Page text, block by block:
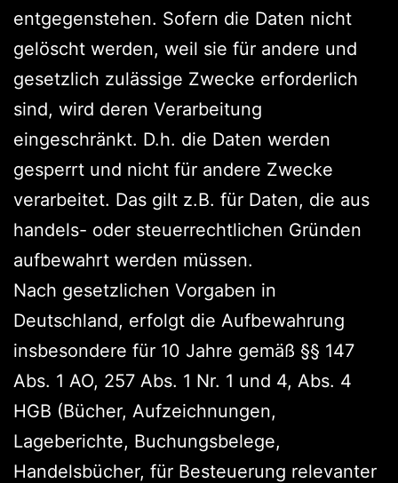
entgegenstehen. Sofern die Daten nicht
gelöscht werden, weil sie für andere und
gesetzlich zulässige Zwecke erforderlich
sind, wird deren Verarbeitung
eingeschränkt. D.h. die Daten werden
gesperrt und nicht für andere Zwecke
verarbeitet. Das gilt z.B. für Daten, die aus
handels- oder steuerrechtlichen Gründen
aufbewahrt werden müssen.
Nach gesetzlichen Vorgaben in
Deutschland, erfolgt die Aufbewahrung
insbesondere für 10 Jahre gemäß §§ 147
Abs. 1 AO, 257 Abs. 1 Nr. 1 und 4, Abs. 4
HGB (Bücher, Aufzeichnungen,
Lageberichte, Buchungsbelege,
Handelsbücher, für Besteuerung relevanter